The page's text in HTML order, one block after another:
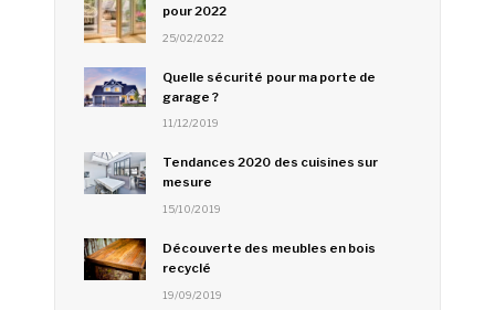
pour 2022
25/02/2022
Quelle sécurité pour ma porte de
garage ?
11/12/2019
Tendances 2020 des cuisines sur
mesure
15/10/2019
Découverte des meubles en bois
recyclé
19/09/2019